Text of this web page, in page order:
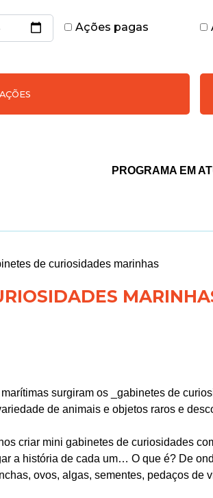
Ações pagas
PROGRAMA EM
de curiosidades marinhas
surgiram os _gabinetes de
de animais e objetos raros e
criar mini gabinetes de curiosidades
a história de cada um… O que é? De
ovos, algas, sementes, pedaços de